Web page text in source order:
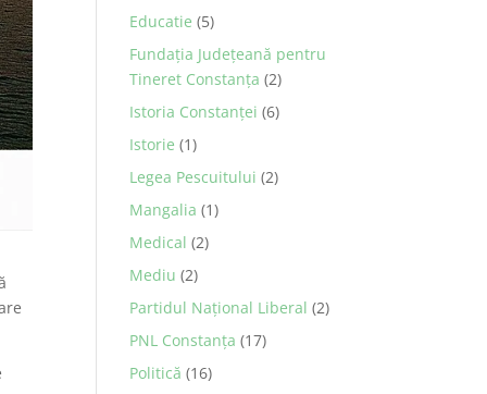
Educatie (5)
Fundația Județeană pentru
Tineret Constanța (2)
Istoria Constanței (6)
Istorie (1)
Legea Pescuitului (2)
Mangalia (1)
Medical (2)
Mediu (2)
Partidul Național Liberal (2)
PNL Constanţa (17)
Politică (16)